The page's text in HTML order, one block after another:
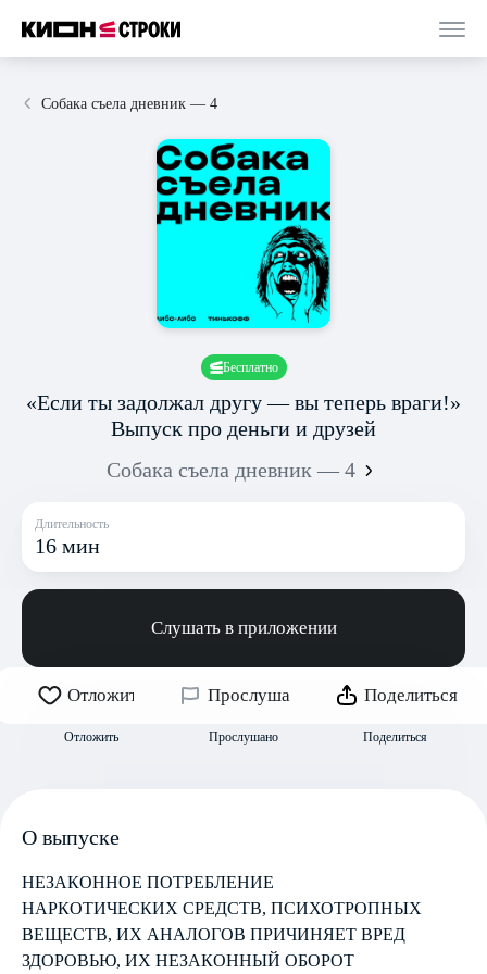
Собака съела дневник — 4
Бесплатно
«Если ты задолжал другу — вы теперь враги!»
Выпуск про деньги и друзей
Собака съела дневник — 4
Длительность
16 мин
Слушать в приложении
Отложить
Отложить
Прослушано
Прослушано
Поделиться
Поделиться
О выпуске
НЕЗАКОННОЕ ПОТРЕБЛЕНИЕ
НАРКОТИЧЕСКИХ СРЕДСТВ, ПСИХОТРОПНЫХ
ВЕЩЕСТВ, ИХ АНАЛОГОВ ПРИЧИНЯЕТ ВРЕД
ЗДОРОВЬЮ, ИХ НЕЗАКОННЫЙ ОБОРОТ